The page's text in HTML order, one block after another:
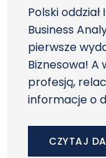
Polski
Business
pierwsze
Biznesowa! A
profesją,
informacje o
CZYTAJ